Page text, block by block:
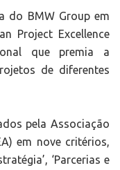
do BMW Group em
Project Excellence
que premia a
de diferentes
pela Associação
em nove critérios,
‘Parcerias e